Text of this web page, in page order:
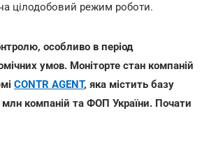
цілодобовий режим роботи.
особливо в період
умов. Моніторте стан компаній
CONTR AGENT, яка містить базу
компаній та ФОП України. Почати